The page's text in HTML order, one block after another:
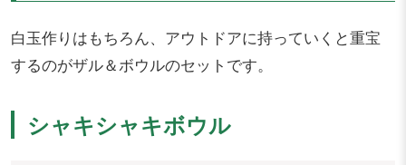
白玉作りはもちろん、アウトドアに持っていくと重宝
するのがザル＆ボウルのセットです。
シャキシャキボウル